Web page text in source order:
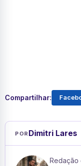
Compartilhar:
POR Dimitri Lares
Redação